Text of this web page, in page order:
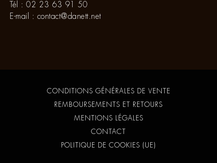
Tél : 02 23 63 91 50
E-mail : contact@danett.net
CONDITIONS GÉNÉRALES DE VENTE
REMBOURSEMENTS ET RETOURS
MENTIONS LÉGALES
CONTACT
POLITIQUE DE COOKIES (UE)